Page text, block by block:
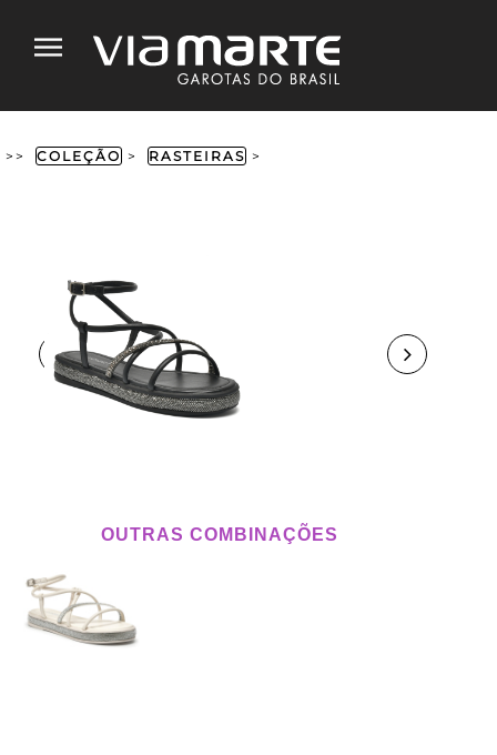
>> COLEÇÃO > RASTEIRAS >
OUTRAS COMBINAÇÕES